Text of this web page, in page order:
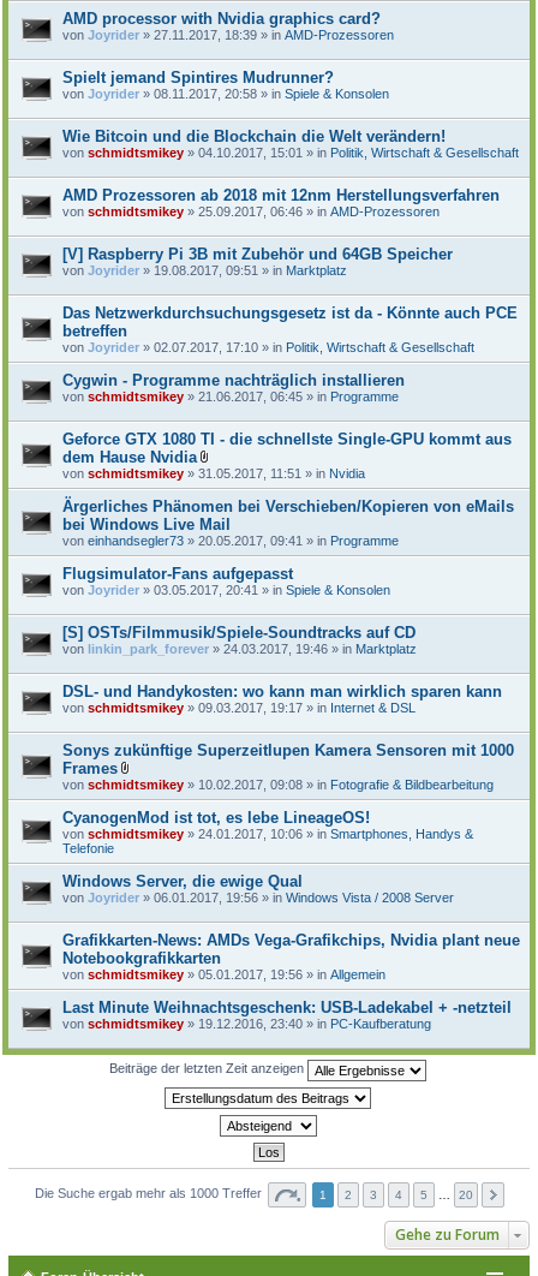
t
e
i
n
h
a
AMD processor with Nvidia graphics card?
von Joyrider » 27.11.2017, 18:39 » in AMD-Prozessoren
Spielt jemand Spintires Mudrunner?
von Joyrider » 08.11.2017, 20:58 » in Spiele & Konsolen
Wie Bitcoin und die Blockchain die Welt verändern!
von schmidtsmikey » 04.10.2017, 15:01 » in Politik, Wirtschaft & Gesellschaft
AMD Prozessoren ab 2018 mit 12nm Herstellungsverfahren
von schmidtsmikey » 25.09.2017, 06:46 » in AMD-Prozessoren
[V] Raspberry Pi 3B mit Zubehör und 64GB Speicher
von Joyrider » 19.08.2017, 09:51 » in Marktplatz
Das Netzwerkdurchsuchungsgesetz ist da - Könnte auch PCE
betreffen
von Joyrider » 02.07.2017, 17:10 » in Politik, Wirtschaft & Gesellschaft
Cygwin - Programme nachträglich installieren
von schmidtsmikey » 21.06.2017, 06:45 » in Programme
Geforce GTX 1080 TI - die schnellste Single-GPU kommt aus
dem Hause Nvidia
D
e
i
a
n
h
a
n
g
von schmidtsmikey » 31.05.2017, 11:51 » in Nvidia
Ärgerliches Phänomen bei Verschieben/Kopieren von eMails
bei Windows Live Mail
von einhandsegler73 » 20.05.2017, 09:41 » in Programme
Flugsimulator-Fans aufgepasst
von Joyrider » 03.05.2017, 20:41 » in Spiele & Konsolen
[S] OSTs/Filmmusik/Spiele-Soundtracks auf CD
von linkin_park_forever » 24.03.2017, 19:46 » in Marktplatz
DSL- und Handykosten: wo kann man wirklich sparen kann
von schmidtsmikey » 09.03.2017, 19:17 » in Internet & DSL
Sonys zukünftige Superzeitlupen Kamera Sensoren mit 1000
Frames
D
e
i
n
h
a
g
von schmidtsmikey » 10.02.2017, 09:08 » in Fotografie & Bildbearbeitung
CyanogenMod ist tot, es lebe LineageOS!
von schmidtsmikey » 24.01.2017, 10:06 » in Smartphones, Handys &
Telefonie
Windows Server, die ewige Qual
von Joyrider » 06.01.2017, 19:56 » in Windows Vista / 2008 Server
Grafikkarten-News: AMDs Vega-Grafikchips, Nvidia plant neue
Notebookgrafikkarten
von schmidtsmikey » 05.01.2017, 19:56 » in Allgemein
Last Minute Weihnachtsgeschenk: USB-Ladekabel + -netzteil
von schmidtsmikey » 19.12.2016, 23:40 » in PC-Kaufberatung
Beiträge der letzten Zeit anzeigen
Die Suche ergab mehr als 1000 Treffer 1 2 3 4 5 20
Gehe zu Forum